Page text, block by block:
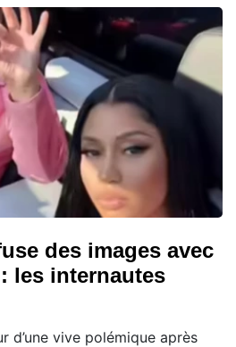
des images avec
les internautes
d’une vive polémique après